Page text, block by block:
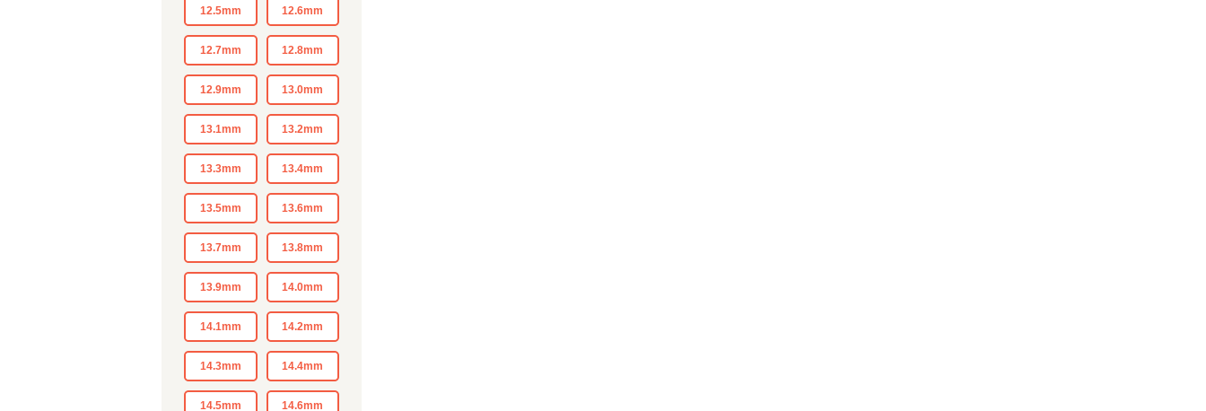
12.5mm 12.6mm
12.7mm 12.8mm
12.9mm 13.0mm
13.1mm 13.2mm
13.3mm 13.4mm
13.5mm 13.6mm
13.7mm 13.8mm
13.9mm 14.0mm
14.1mm 14.2mm
14.3mm 14.4mm
14.5mm 14.6mm